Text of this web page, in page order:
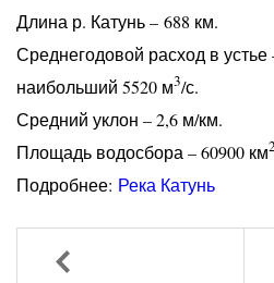
Длина р. Катунь – 688 км.
Среднегодовой расход в устье
наибольший 5520 м3/с.
Средний уклон – 2,6 м/км.
Площадь водосбора – 60900 км
Подробнее: Река Катунь
Назад